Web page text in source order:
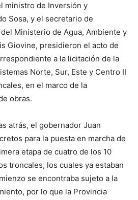
ministro de Inversión y
Sosa, y el secretario de
Ministerio de Agua, Ambiente y
Giovine, presidieron el acto de
a la licitación de la
Norte, Sur, Este y Centro II
en el marco de la
obras.
atrás, el gobernador Juan
para la puesta en marcha de
etapa de cuatro de los 10
troncales, los cuales ya estaban
se encontraba sujeto a la
por lo que la Provincia